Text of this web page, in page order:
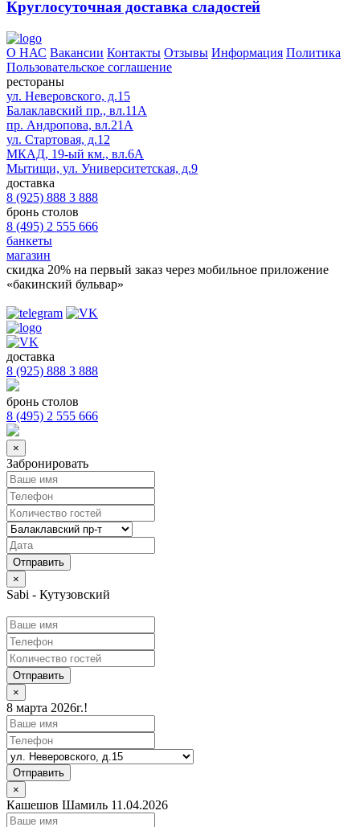
Круглосуточная доставка сладостей
О НАС Вакансии Контакты Отзывы Информация Политика
Пользовательское соглашение
рестораны
ул. Неверовского, д.15
Балаклавский пр., вл.11А
пр. Андропова, вл.21А
ул. Стартовая, д.12
МКАД, 19-ый км., вл.6А
Мытищи, ул. Университетская, д.9
доставка
8 (925) 888 3 888
бронь столов
8 (495) 2 555 666
банкеты
магазин
скидка 20% на первый заказ через мобильное приложение
«бакинский бульвар»
доставка
8 (925) 888 3 888
бронь столов
8 (495) 2 555 666
×
Забронировать
×
Sabi - Кутузовский
Отправить
×
8 марта 2026г.!
Отправить
×
Кашешов Шамиль 11.04.2026